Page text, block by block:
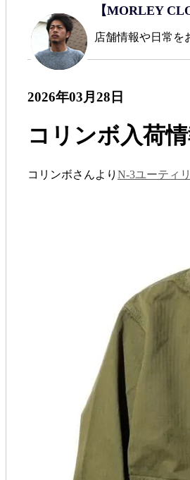
【MORLEY
店舗情報や日常を
2026年03月28日
コリンボ入荷
コリンボさんより N-3ユーティ